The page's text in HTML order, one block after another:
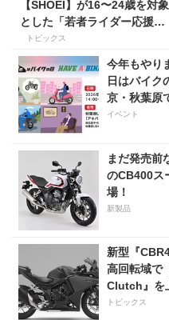
【SHOEI】が16〜24歳を対象
とした「若者ライダー応援キ
ャンペーン」を実施
トピックス
今年もやり
日はバイク
京・秋葉原
イベント
まだ発売前
のCB400ス
場！
新製品
新型『
高回転域で
Clutch』を
性も魅力の
トピックス